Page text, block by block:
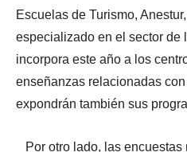
Escuelas de Turismo,
especializado en el sector de
incorpora este año a los
enseñanzas relacionadas
expondrán también sus
Por otro lado, las encuestas